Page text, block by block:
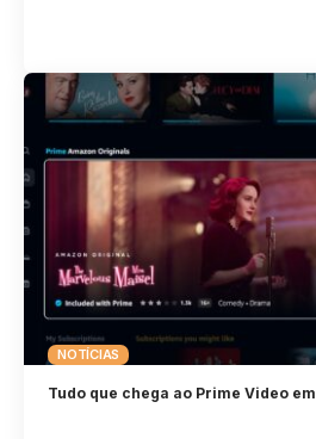
NOTÍCIAS
Tudo que chega ao Prime Video